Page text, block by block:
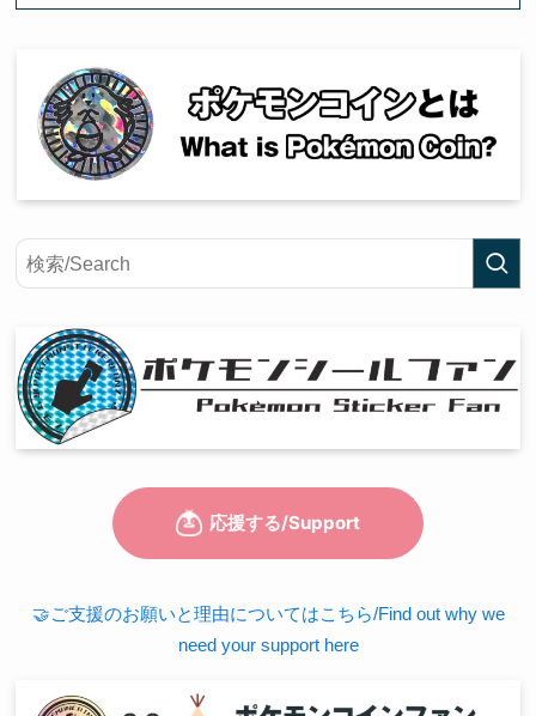
🤝ご支援のお願いと理由についてはこちら/Find out why we
need your support here